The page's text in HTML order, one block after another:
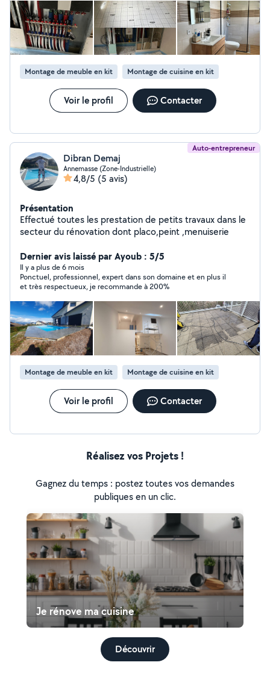
Montage de meuble en kit Montage de cuisine en kit
Voir le profil Contacter
Auto-entrepreneur
Dibran Demaj
Annemasse (Zone-Industrielle)
4,8/5 (5 avis)
Présentation
Effectué toutes les prestation de petits travaux dans le
secteur du rénovation dont placo,peint ,menuiserie
Dernier avis laissé par Ayoub : 5/5
Il y a plus de 6 mois
Ponctuel, professionnel, expert dans son domaine et en plus il
et très respectueux, je recommande à 200%
Montage de meuble en kit Montage de cuisine en kit
Voir le profil Contacter
Réalisez vos Projets !
Gagnez du temps : postez toutes vos demandes
publiques en un clic.
Je rénove ma cuisine
Découvrir